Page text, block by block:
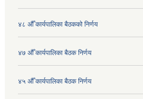
४८ औँ कार्यपालिका बैठकको निर्णय
४७ औँ कार्यपालिका बैठक निर्णय
४५ औँ कार्यपालिका बैठक निर्णय